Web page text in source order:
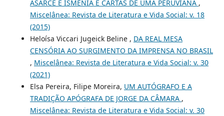
ASARCE E ISMÊNIA E CARTAS DE UMA PERUVIANA ,
Miscelânea: Revista de Literatura e Vida Social: v. 18
(2015)
Heloísa Viccari Jugeick Beline , DA REAL MESA
CENSÓRIA AO SURGIMENTO DA IMPRENSA NO BRASIL
, Miscelânea: Revista de Literatura e Vida Social: v. 30
(2021)
Elsa Pereira, Filipe Moreira, UM AUTÓGRAFO E A
TRADIÇÃO APÓGRAFA DE JORGE DA CÂMARA ,
Miscelânea: Revista de Literatura e Vida Social: v. 30